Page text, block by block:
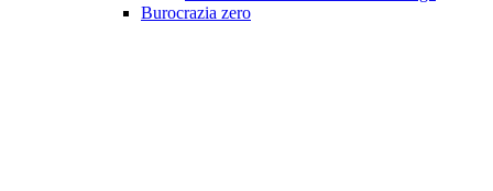
Burocrazia zero